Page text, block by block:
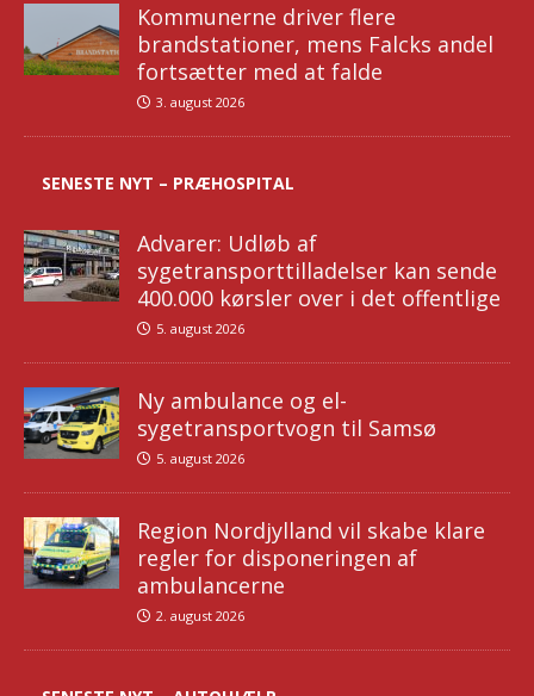
Kommunerne driver flere
brandstationer, mens Falcks andel
fortsætter med at falde
3. august 2026
SENESTE NYT – PRÆHOSPITAL
Advarer: Udløb af
sygetransporttilladelser kan sende
400.000 kørsler over i det offentlige
5. august 2026
Ny ambulance og el-
sygetransportvogn til Samsø
5. august 2026
Region Nordjylland vil skabe klare
regler for disponeringen af
ambulancerne
2. august 2026